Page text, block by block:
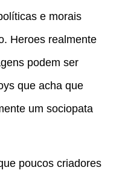
e morais
Heroes realmente
podem ser
que acha que
um sociopata
poucos criadores